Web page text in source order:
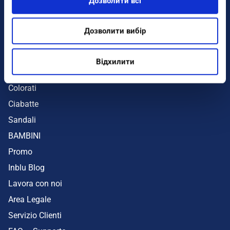
Дозволити вибір
Відхилити
UOMO
Colorati
Ciabatte
Sandali
BAMBINI
Promo
Inblu Blog
Lavora con noi
Area Legale
Servizio Clienti